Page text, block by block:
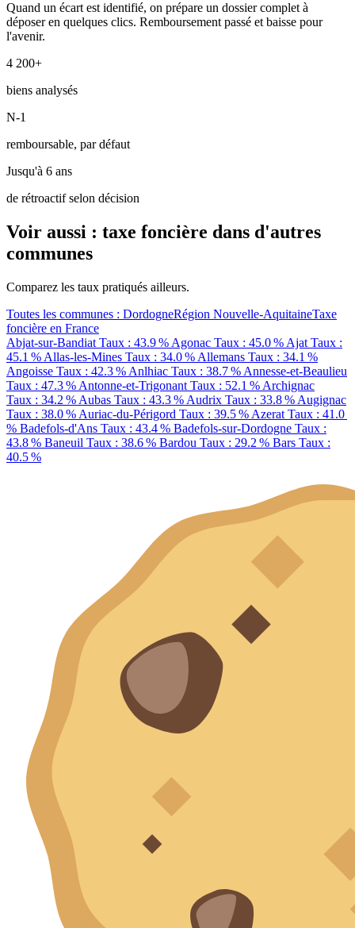
Quand un écart est identifié, on prépare un dossier complet à
déposer en quelques clics. Remboursement passé et baisse pour
l'avenir.
4 200+
biens analysés
N-1
remboursable, par défaut
Jusqu'à 6 ans
de rétroactif selon décision
Voir aussi : taxe foncière dans d'autres
communes
Comparez les taux pratiqués ailleurs.
Toutes les communes : DordogneRégion Nouvelle-AquitaineTaxe
foncière en France
Abjat-sur-Bandiat Taux : 43.9 % Agonac Taux : 45.0 % Ajat Taux :
45.1 % Allas-les-Mines Taux : 34.0 % Allemans Taux : 34.1 %
Angoisse Taux : 42.3 % Anlhiac Taux : 38.7 % Annesse-et-Beaulieu
Taux : 47.3 % Antonne-et-Trigonant Taux : 52.1 % Archignac
Taux : 34.2 % Aubas Taux : 43.3 % Audrix Taux : 33.8 % Augignac
Taux : 38.0 % Auriac-du-Périgord Taux : 39.5 % Azerat Taux : 41.0
% Badefols-d'Ans Taux : 43.4 % Badefols-sur-Dordogne Taux :
43.8 % Baneuil Taux : 38.6 % Bardou Taux : 29.2 % Bars Taux :
40.5 %